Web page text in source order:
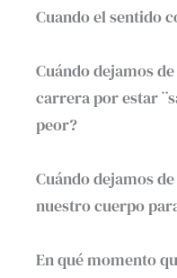
Cuando el sentido
Cuándo dejamos
carrera por estar
peor?⁣
Cuándo dejamos
nuestro cuerpo
En qué momento